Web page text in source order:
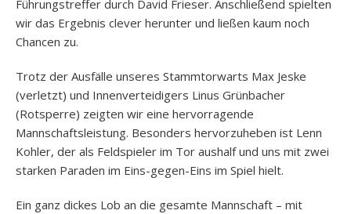
Führungstreffer durch David Frieser. Anschließend spielten
wir das Ergebnis clever herunter und ließen kaum noch
Chancen zu.
Trotz der Ausfälle unseres Stammtorwarts Max Jeske
(verletzt) und Innenverteidigers Linus Grünbacher
(Rotsperre) zeigten wir eine hervorragende
Mannschaftsleistung. Besonders hervorzuheben ist Lenn
Kohler, der als Feldspieler im Tor aushalf und uns mit zwei
starken Paraden im Eins-gegen-Eins im Spiel hielt.
Ein ganz dickes Lob an die gesamte Mannschaft – mit